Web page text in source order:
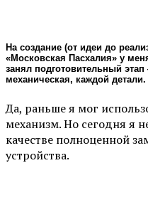
На создание (от идеи до
«Московская Пасхалия» у
занял подготовительный
механическая, каждой детали.
Да, раньше я мог
механизм. Но сегодня я
качестве полноценной
устройства.